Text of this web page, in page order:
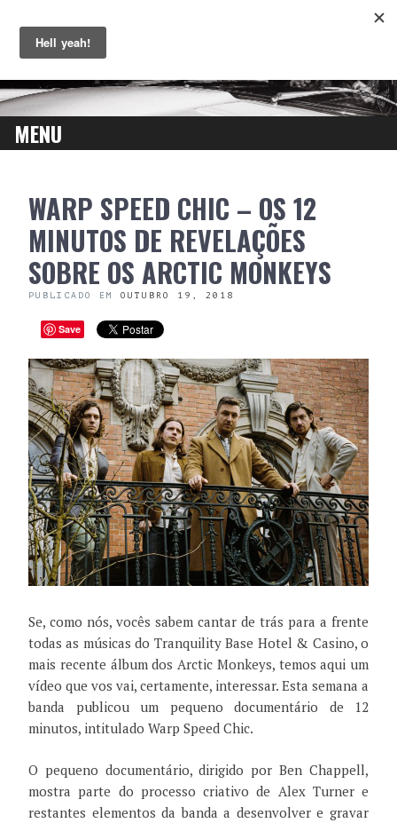
MENU
CONTENTWARP SPEED CHIC – OS 12
MINUTOS DE REVELAÇÕES
SOBRE OS ARCTIC MONKEYS
PUBLICADO EM OUTUBRO 19, 2018
Save
Se, como nós, vocês sabem cantar de trás para a frente
todas as músicas do Tranquility Base Hotel & Casino, o
mais recente álbum dos Arctic Monkeys, temos aqui um
vídeo que vos vai, certamente, interessar. Esta semana a
banda publicou um pequeno documentário de 12
minutos, intitulado Warp Speed Chic.
O pequeno documentário, dirigido por Ben Chappell,
mostra parte do processo criativo de Alex Turner e
restantes elementos da banda a desenvolver e gravar